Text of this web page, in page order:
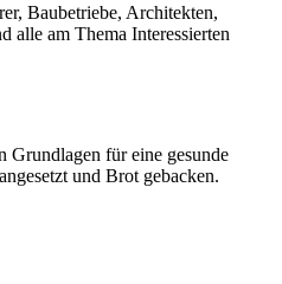
Baubetriebe, Architekten,
alle am Thema Interessierten
Grundlagen für eine gesunde
und Brot gebacken.